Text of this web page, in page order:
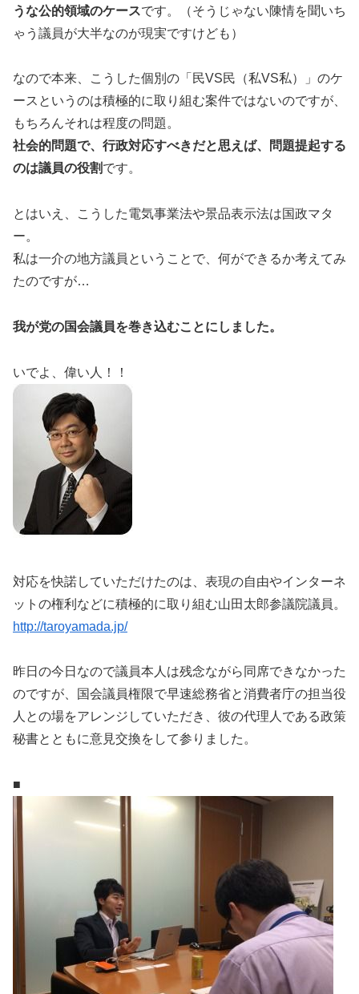
うな公的領域のケースです。（そうじゃない陳情を聞いち
ゃう議員が大半なのが現実ですけども）
なので本来、こうした個別の「民VS民（私VS私）」のケ
ースというのは積極的に取り組む案件ではないのですが、
もちろんそれは程度の問題。
社会的問題で、行政対応すべきだと思えば、問題提起する
のは議員の役割です。
とはいえ、こうした電気事業法や景品表示法は国政マタ
ー。
私は一介の地方議員ということで、何ができるか考えてみ
たのですが…
我が党の国会議員を巻き込むことにしました。
いでよ、偉い人！！
対応を快諾していただけたのは、表現の自由やインターネ
ットの権利などに積極的に取り組む山田太郎参議院議員。
http://taroyamada.jp/
昨日の今日なので議員本人は残念ながら同席できなかった
のですが、国会議員権限で早速総務省と消費者庁の担当役
人との場をアレンジしていただき、彼の代理人である政策
秘書とともに意見交換をして参りました。
■